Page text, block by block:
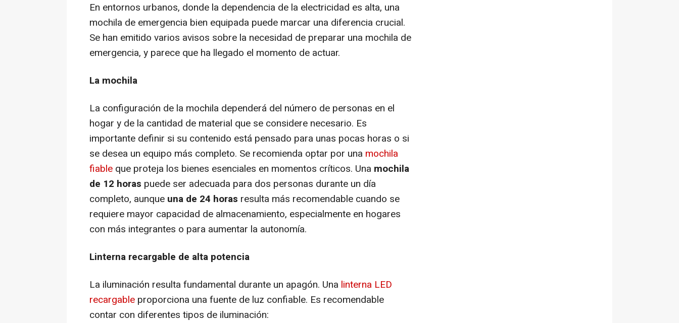
En entornos urbanos, donde la dependencia de la electricidad es alta, una
mochila de emergencia bien equipada puede marcar una diferencia crucial.
Se han emitido varios avisos sobre la necesidad de preparar una mochila de
emergencia, y parece que ha llegado el momento de actuar.
La mochila
La configuración de la mochila dependerá del número de personas en el
hogar y de la cantidad de material que se considere necesario. Es
importante definir si su contenido está pensado para unas pocas horas o si
se desea un equipo más completo. Se recomienda optar por una mochila
fiable que proteja los bienes esenciales en momentos críticos. Una mochila
de 12 horas puede ser adecuada para dos personas durante un día
completo, aunque una de 24 horas resulta más recomendable cuando se
requiere mayor capacidad de almacenamiento, especialmente en hogares
con más integrantes o para aumentar la autonomía.
Linterna recargable de alta potencia
La iluminación resulta fundamental durante un apagón. Una linterna LED
recargable proporciona una fuente de luz confiable. Es recomendable
contar con diferentes tipos de iluminación: